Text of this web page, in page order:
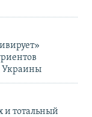
Украины
и тотальный